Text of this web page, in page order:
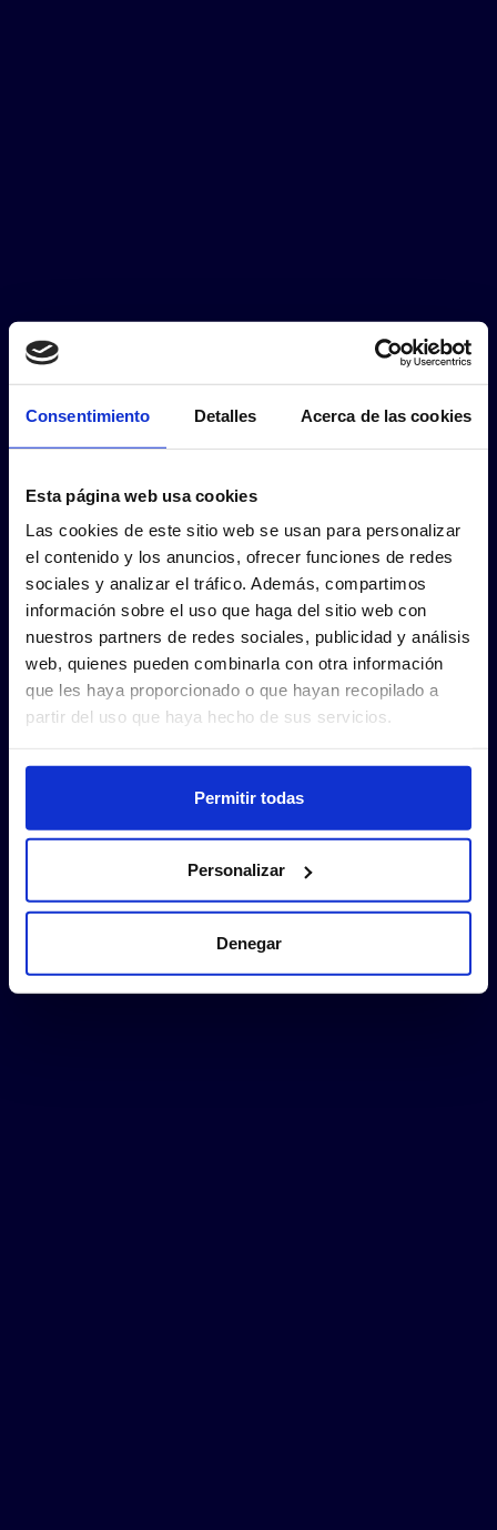
Consentimiento Detalles Acerca de las cookies
Esta página web usa cookies
Las cookies de este sitio web se usan para personalizar
el contenido y los anuncios, ofrecer funciones de redes
sociales y analizar el tráfico. Además, compartimos
información sobre el uso que haga del sitio web con
nuestros partners de redes sociales, publicidad y análisis
web, quienes pueden combinarla con otra información
que les haya proporcionado o que hayan recopilado a
partir del uso que haya hecho de sus servicios.
Permitir todas
Personalizar
Denegar